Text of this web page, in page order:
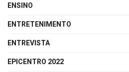
ENSINO
ENTRETENIMENTO
ENTREVISTA
EPICENTRO 2022